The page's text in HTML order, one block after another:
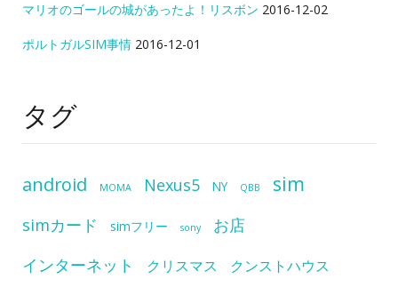
マリオのゴールの城があったよ！リスボン 2016-12-02
ポルトガルSIM事情 2016-12-01
タグ
android MOMA Nexus5 NY QBB sim
simカード simフリー sony
お店
インターネット
クリスマス クンストハウス